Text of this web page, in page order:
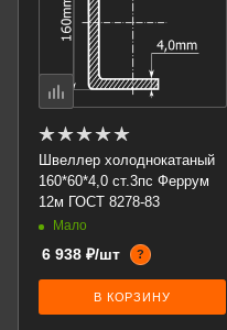
Швеллер холоднокатаный
160*60*4,0 ст.3пс Феррум
12м ГОСТ 8278-83
Мало
6 938 ₽/шт ?
В КОРЗИНУ